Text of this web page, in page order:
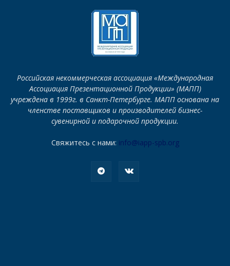
Российская некоммерческая ассоциация «Международная
Ассоциация Презентационной Продукции» (МАПП)
учреждена в 1999г. в Санкт-Петербурге. МАПП основана на
членстве поставщиков и производителей бизнес-
сувенирной и подарочной продукции.
Свяжитесь с нами: info@iapp-spb.org